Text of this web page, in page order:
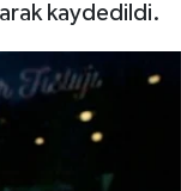
kaydedildi.